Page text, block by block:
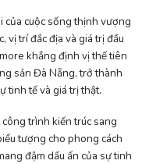
của cuộc sống thịnh vượng
vị trí đắc địa và giá trị đầu
khẳng định vị thế tiên
sản Đà Nẵng, trở thành
tinh tế và giá trị thật.
trình kiến trúc sang
tượng cho phong cách
đậm dấu ấn của sự tinh